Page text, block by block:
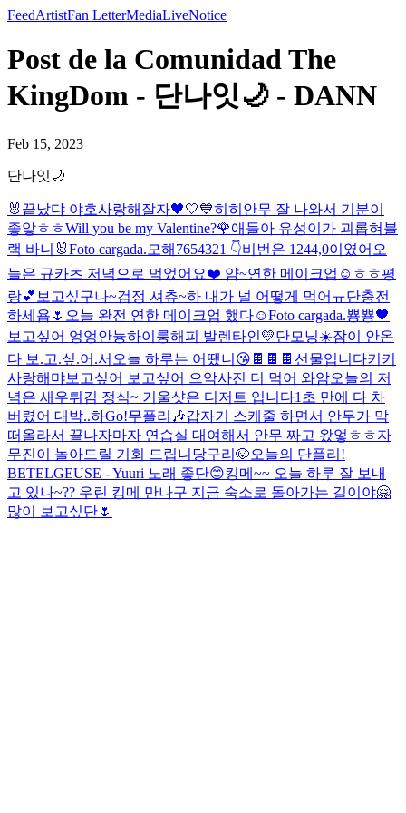
FeedArtistFan LetterMediaLiveNotice
Post de la Comunidad The
KingDom - 단나잇🌙 - DANN
Feb 15, 2023
단나잇🌙
🐰 끝났댜 야호사랑해 잘자🖤🤍💙히히 안무 잘 나와서 기분이
좋앟ㅎㅎWill you be my Valentine?🌹애들아 유성이가 괴롭혀 블
랙 바니🐰Foto cargada. 모해 7654321 👇비번은 1244,0이였어 오
늘은 규카츠 저녁으로 먹었어요❤️ 얌~연한 메이크업☺️ ㅎㅎ평
랑💕 보고싶구나~검정 셔츄~하 내가 널 어떻게 먹어ㅠ단충전
하세욥🌷 오늘 완전 연한 메이크업 했다☺️Foto cargada.뿅뿅🖤
보고싶어 엉엉안늉하이룽해피 발렌타인💛단모닝☀️잠이 안온
다 보.고.싶.어.서 오늘 하루는 어땠니 😘 🍫🍫🍫선물입니다키키
사랑해 먀보고싶어 보고싶어 으악사진 더 먹어 와암오늘의 저
녁은 새우튀김 정식~ 거울샷은 디저트 입니다1초 만에 다 차
버렸어 대박..하Go!무플리🎶갑자기 스케줄 하면서 안무가 막
떠올라서 끝나자마자 연습실 대여해서 안무 짜고 왔엏ㅎㅎ자
무진이 놀아드릴 기회 드립니당구리🐶오늘의 단플리!
BETELGEUSE - Yuuri 노래 좋단😊킹메~~ 오늘 하루 잘 보내
고 있나~?? 우린 킹메 만나구 지금 숙소로 돌아가는 길이야🤗
많이 보고싶단🌷